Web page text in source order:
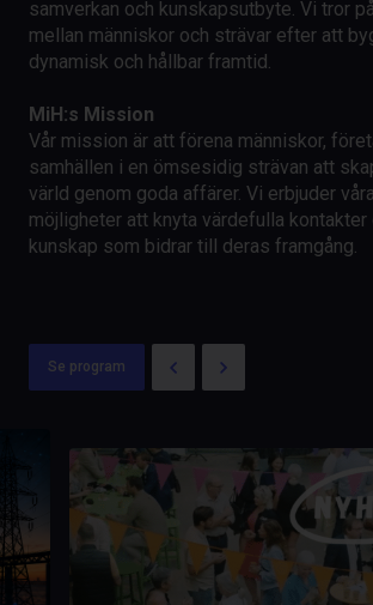
samverkan och kunskapsutbyte. Vi tror
mellan människor och strävar efter att
dynamisk och hållbar framtid.
MiH:s Mission
Vår mission är att förena människor,
samhällen i en ömsesidig strävan att
värld genom goda affärer. Vi erbjuder
möjligheter att knyta värdefulla kontakter
kunskap som bidrar till deras framgång.
Se program